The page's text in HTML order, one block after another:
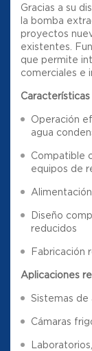
Gracias a su
la bomba
proyectos
existentes.
que permite
comerciales e
Operación
agua
Compatible
equipos de
Diseño
reducidos
Fabricación
Aplicaciones
Sistemas de
Cámaras